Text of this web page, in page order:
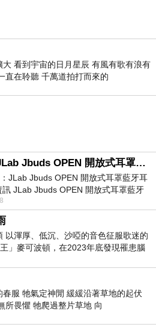
看到宇宙的日月星辰 有風有歌有浪有
直在聆聽 千萬道拍打而來的
開箱｜JLab Jbuds OPEN 開放式耳罩藍牙耳機 - 設計美學，輕巧、透氣、環境音全物理達成！
JLab Jbuds OPEN 開放式耳罩藍牙耳
訊 JLab Jbuds OPEN 開放式耳罩藍牙
非常有特色，值得喜愛美型工
以渾厚、低沉、沙啞的音色征服歌迷的
王」麥可波頓，在2023年底發現罹患腦
日康復，一切都好」。
服 牠氣定神閒 緩緩沿著草地的起伏
所畏懼 牠爬過整片草地 向